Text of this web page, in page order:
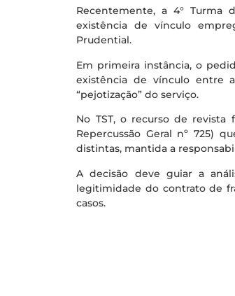
Recentemente, a 4° Turma
existência de vínculo
Prudential.
Em primeira instância, o
existência de vínculo entre
“pejotização” do serviço.
No TST, o recurso de
Repercussão Geral nº 725)
distintas, mantida a
A decisão deve guiar a
legitimidade do contrato de
casos.